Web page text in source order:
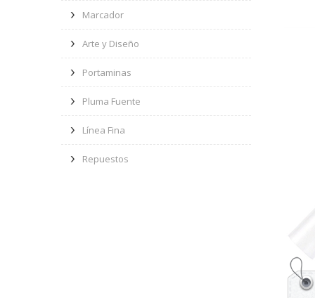
Marcador
Arte y Diseño
Portaminas
Pluma Fuente
Línea Fina
Repuestos